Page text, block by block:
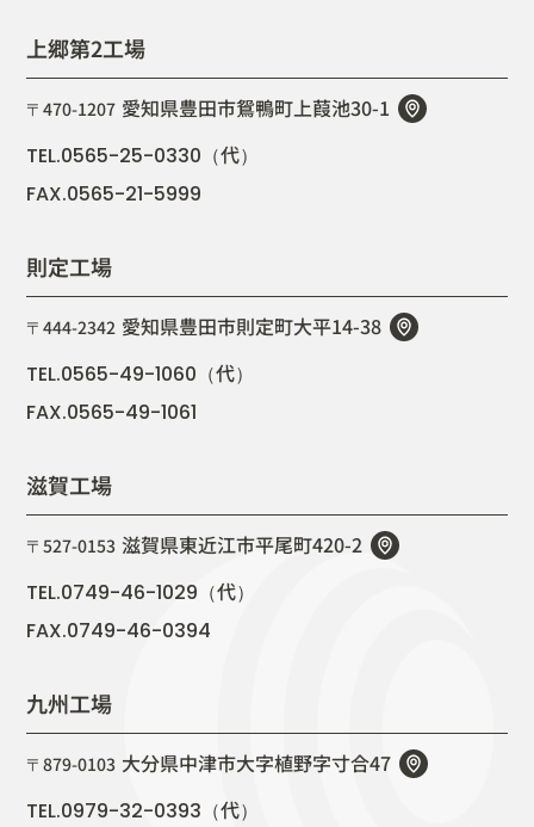
上郷第2工場
〒470-1207 愛知県豊田市鴛鴨町上葭池30-1
TEL.0565-25-0330（代）
FAX.0565-21-5999
則定工場
〒444-2342 愛知県豊田市則定町大平14-38
TEL.0565-49-1060（代）
FAX.0565-49-1061
滋賀工場
〒527-0153 滋賀県東近江市平尾町420-2
TEL.0749-46-1029（代）
FAX.0749-46-0394
九州工場
〒879-0103 大分県中津市大字植野字寸合47
TEL.0979-32-0393（代）